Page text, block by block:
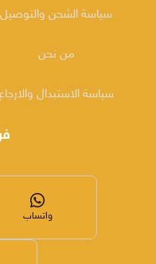
سياسة الشحن والتوصيل
من نحن
سياسة الاستبدال
واتساب